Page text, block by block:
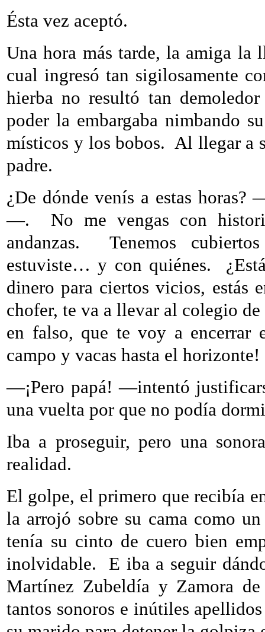
Ésta vez aceptó.
Una hora más tarde, la amiga la
cual ingresó tan sigilosamente
hierba no resultó tan
poder la embargaba nimbando
místicos y los bobos. Al llegar a
padre.
¿De dónde venís a estas horas?
—.
No me vengas con
andanzas.
Tenemos
estuviste… y con quiénes.
dinero para ciertos vicios, estás
chofer, te va a llevar al colegio
en falso, que te voy a encerrar
campo y vacas hasta el horizonte!
—¡Pero papá! —intentó
una vuelta por que no podía
Iba a proseguir, pero una
realidad.
El golpe, el primero que recibía
la arrojó sobre su cama como
tenía su cinto de cuero bien
inolvidable.
E iba a seguir
Martínez Zubeldía y Zamora
tantos sonoros e inútiles